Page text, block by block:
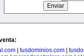
| tusdominios.com|